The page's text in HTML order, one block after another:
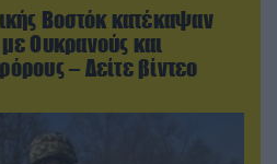
Βοστόκ κατέκαψαν
Ουκρανούς και
– Δείτε βίντεο